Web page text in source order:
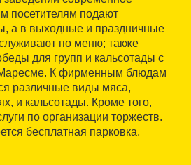
посетителям подают
а в выходные и праздничные
по меню; также
для групп и кальсотады с
Маресме. К фирменным блюдам
различные виды мяса,
и кальсотады. Кроме того,
по организации торжеств.
бесплатная парковка.